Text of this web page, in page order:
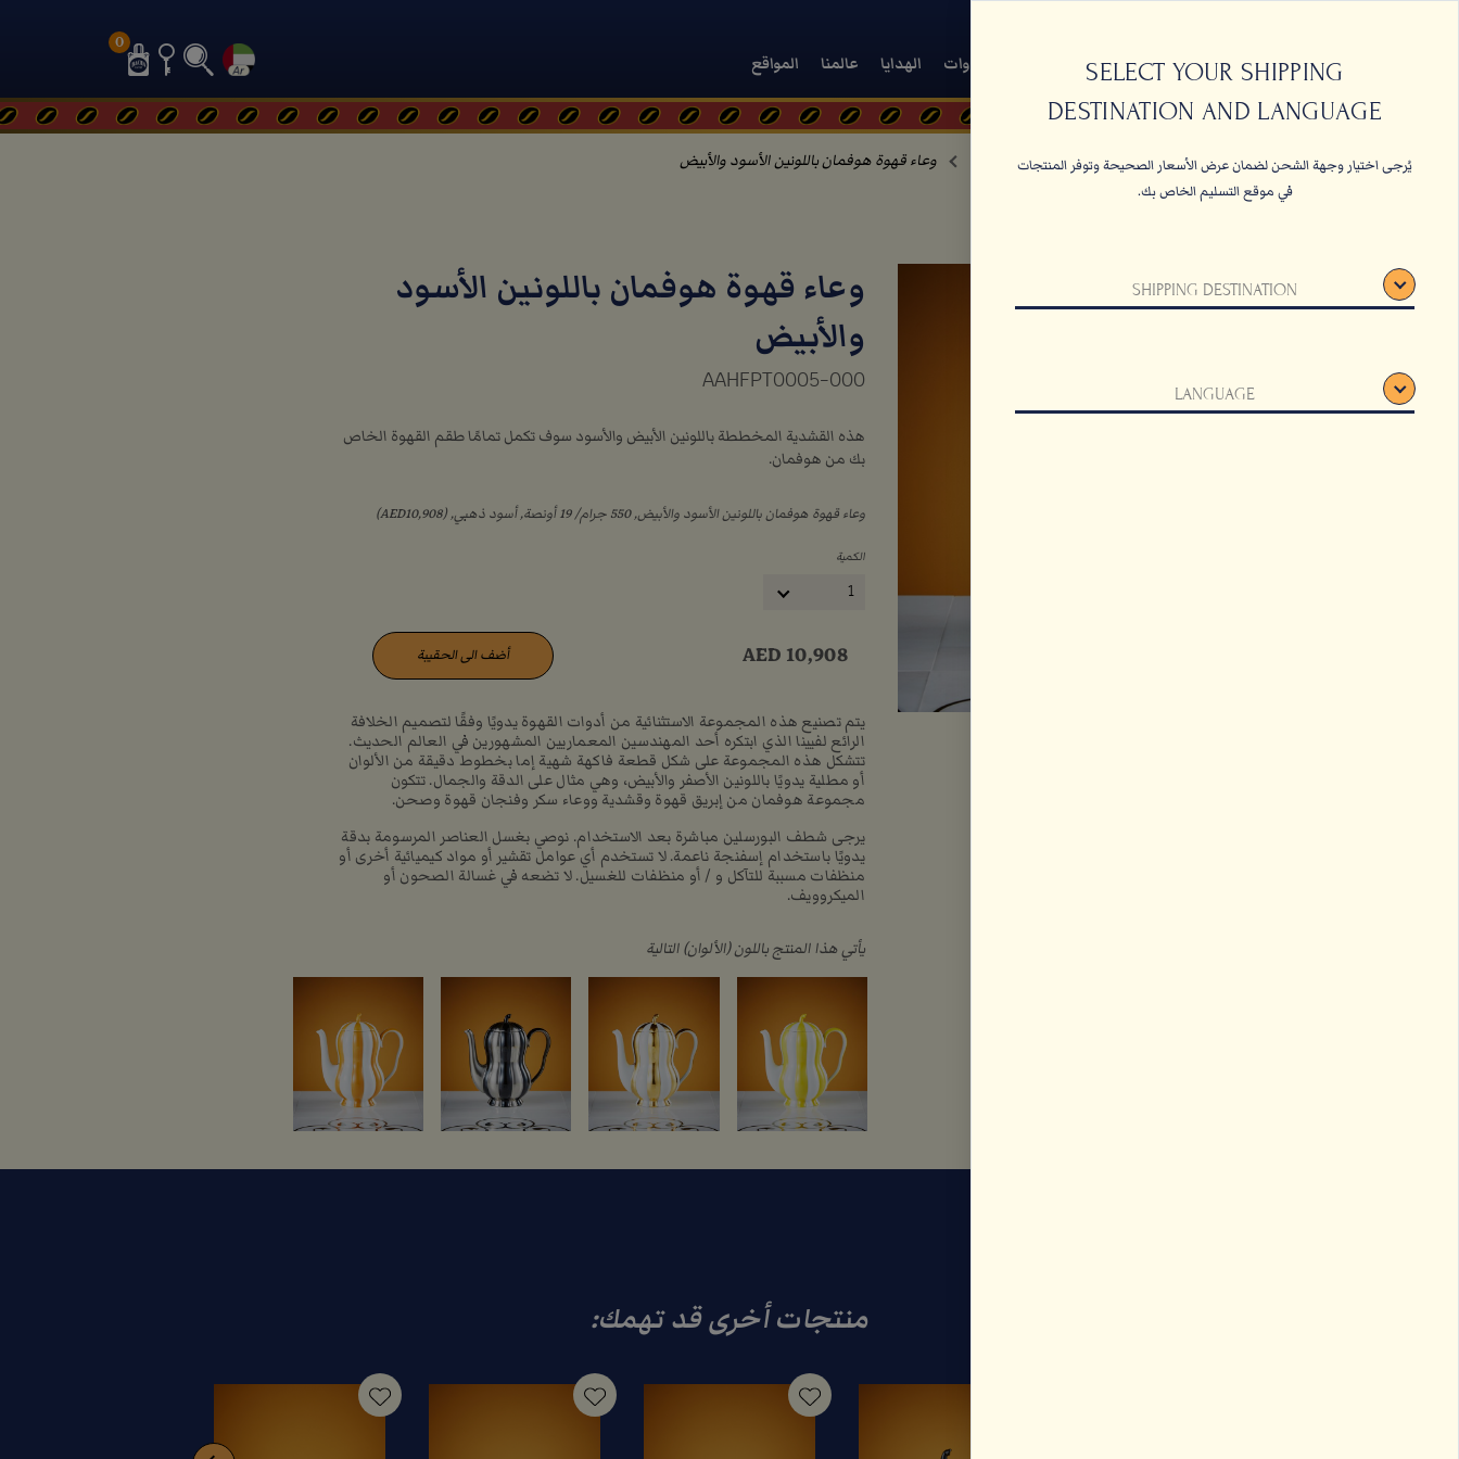
حبات البن القهوة المعلبة والأدوات الهدايا عالمنا المواقع
0
SELECT YOUR SHIPPING
DESTINATION AND LANGUAGE
يُرجى اختيار وجهة الشحن لضمان عرض الأسعار الصحيحة وتوفر المنتجات
في موقع التسليم الخاص بك.
SHIPPING DESTINATION
LANGUAGE
الصفحة الرئيسية قائمة الأدوات وعاء قهوة هوفمان باللونين الأسود والأبيض
وعاء قهوة هوفمان باللونين الأسود
والأبيض
AAHFPT0005-000
هذه القشدية المخططة باللونين الأبيض والأسود سوف تكمل تمامًا طقم القهوة الخاص
بك من هوفمان.
وعاء قهوة هوفمان باللونين الأسود والأبيض, ‏550 جرام/ ‏19 أونصة, أسود ذهبي, (AED10,908)
الكمية
1
AED 10,908 أضف الى الحقيبة
يتم تصنيع هذه المجموعة الاستثنائية من أدوات القهوة يدويًا وفقًا لتصميم الخلافة
الرائع لفيينا الذي ابتكره أحد المهندسين المعماريين المشهورين في العالم الحديث.
تتشكل هذه المجموعة على شكل قطعة فاكهة شهية إما بخطوط دقيقة من الألوان
أو مطلية يدويًا باللونين الأصفر والأبيض، وهي مثال على الدقة والجمال. تتكون
مجموعة هوفمان من إبريق قهوة وقشدية ووعاء سكر وفنجان قهوة وصحن.
يرجى شطف البورسلين مباشرة بعد الاستخدام. نوصي بغسل العناصر المرسومة بدقة
يدويًا باستخدام إسفنجة ناعمة. لا تستخدم أي عوامل تقشير أو مواد كيميائية أخرى أو
منظفات مسببة للتآكل و / أو منظفات للغسيل. لا تضعه في غسالة الصحون أو
الميكروويف.
يأتي هذا المنتج باللون (الألوان) التالية
منتجات أخرى قد تهمك: